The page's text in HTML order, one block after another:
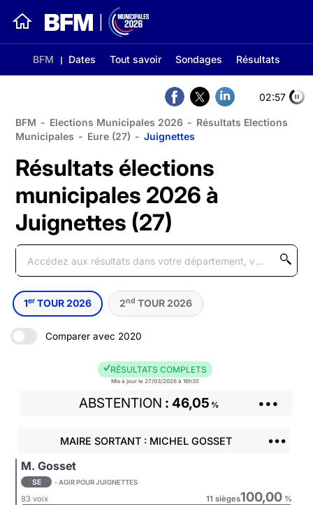
BFM Dates Tout savoir Sondages Résultats
02:56
BFM - Elections Municipales 2026 - Résultats Elections
Municipales - Eure (27) - Juignettes
Résultats élections
municipales 2026 à
Juignettes (27)
1er TOUR 2026 2nd TOUR 2026
Comparer avec 2020
RÉSULTATS COMPLETS
Mis à jour le 27/03/2026 à 16h35
ABSTENTION 46,05 % •••
MAIRE SORTANT : MICHEL GOSSET •••
M. Gosset
SE - AGIR POUR JUIGNETTES
83 voix 11 sièges100,00%